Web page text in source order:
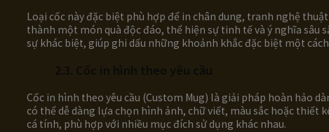
Loại cốc này đặc biệt phù hợp để in chân dung, tranh nghệ
thành một món quà độc đáo, thể hiện sự tinh tế và ý nghĩa sâu
sự khác biệt, giúp ghi dấu những khoảnh khắc đặc biệt một
Cốc in hình theo yêu cầu (Custom Mug) là giải pháp hoàn hảo
có thể dễ dàng lựa chọn hình ảnh, chữ viết, màu sắc hoặc
cá tính, phù hợp với nhiều mục đích sử dụng khác nhau.